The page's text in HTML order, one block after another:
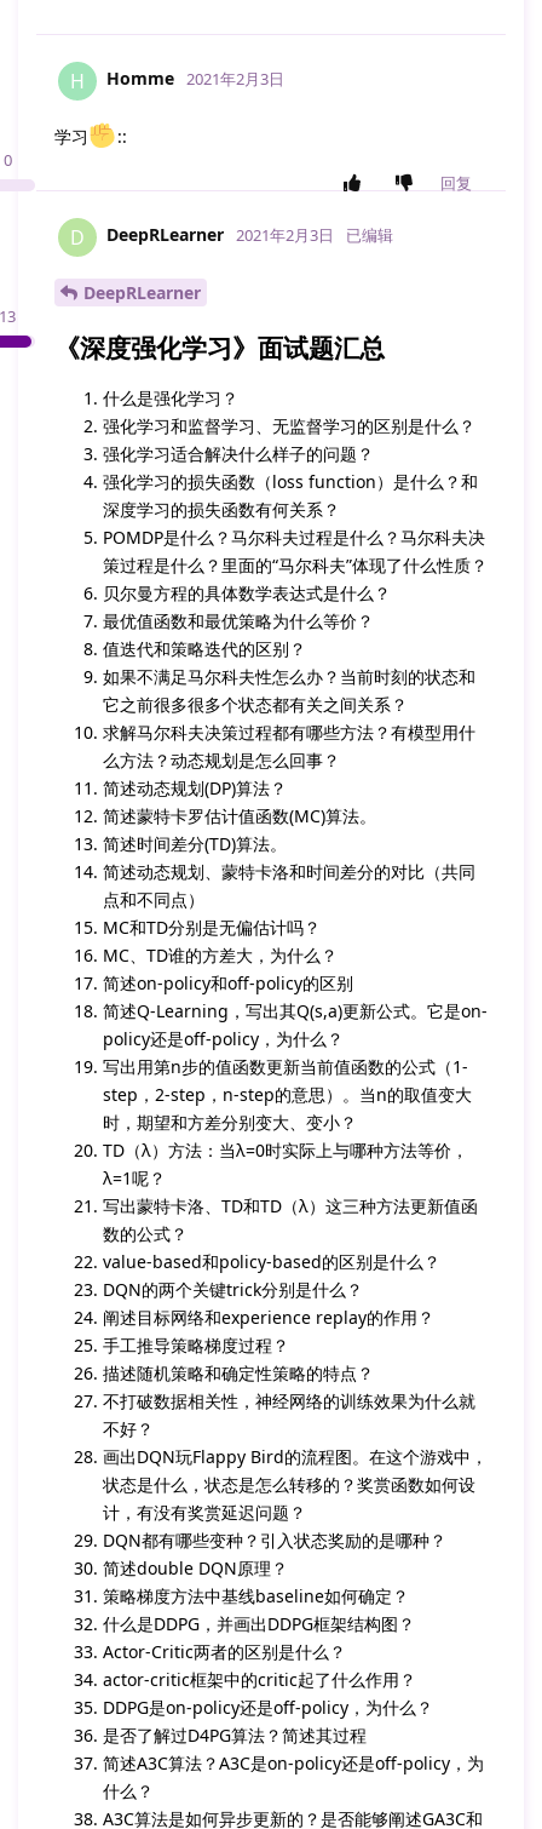
H Homme
0
2021年2月3日
学习 ::
回复
D DeepRLearner
13
2021年2月3日 已编辑
DeepRLearner
《深度强化学习》面试题汇总
什么是强化学习？
强化学习和监督学习、无监督学习的区别是什么？
强化学习适合解决什么样子的问题？
强化学习的损失函数（loss function）是什么？和
深度学习的损失函数有何关系？
POMDP是什么？马尔科夫过程是什么？马尔科夫决
策过程是什么？里面的“马尔科夫”体现了什么性质？
贝尔曼方程的具体数学表达式是什么？
最优值函数和最优策略为什么等价？
值迭代和策略迭代的区别？
如果不满足马尔科夫性怎么办？当前时刻的状态和
它之前很多很多个状态都有关之间关系？
求解马尔科夫决策过程都有哪些方法？有模型用什
么方法？动态规划是怎么回事？
简述动态规划(DP)算法？
简述蒙特卡罗估计值函数(MC)算法。
简述时间差分(TD)算法。
简述动态规划、蒙特卡洛和时间差分的对比（共同
点和不同点）
MC和TD分别是无偏估计吗？
MC、TD谁的方差大，为什么？
简述on-policy和off-policy的区别
简述Q-Learning，写出其Q(s,a)更新公式。它是on-
policy还是off-policy，为什么？
写出用第n步的值函数更新当前值函数的公式（1-
step，2-step，n-step的意思）。当n的取值变大
时，期望和方差分别变大、变小？
TD（λ）方法：当λ=0时实际上与哪种方法等价，
λ=1呢？
写出蒙特卡洛、TD和TD（λ）这三种方法更新值函
数的公式？
value-based和policy-based的区别是什么？
DQN的两个关键trick分别是什么？
阐述目标网络和experience replay的作用？
手工推导策略梯度过程？
描述随机策略和确定性策略的特点？
不打破数据相关性，神经网络的训练效果为什么就
不好？
画出DQN玩Flappy Bird的流程图。在这个游戏中，
状态是什么，状态是怎么转移的？奖赏函数如何设
计，有没有奖赏延迟问题？
DQN都有哪些变种？引入状态奖励的是哪种？
简述double DQN原理？
策略梯度方法中基线baseline如何确定？
什么是DDPG，并画出DDPG框架结构图？
Actor-Critic两者的区别是什么？
actor-critic框架中的critic起了什么作用？
DDPG是on-policy还是off-policy，为什么？
是否了解过D4PG算法？简述其过程
简述A3C算法？A3C是on-policy还是off-policy，为
什么？
A3C算法是如何异步更新的？是否能够阐述GA3C和